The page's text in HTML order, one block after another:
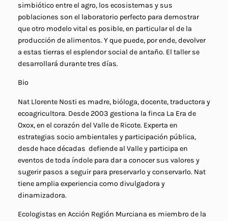
simbiótico entre el agro, los ecosistemas y sus
poblaciones son el laboratorio perfecto para demostrar
que otro modelo vital es posible, en particular el de la
producción de alimentos. Y que puede, por ende, devolver
a estas tierras el esplendor social de antaño. El taller se
desarrollará durante tres días.
Bio
Nat Llorente Nosti es madre, bióloga, docente, traductora y
ecoagricultora. Desde 2003 gestiona la finca La Era de
Oxox, en el corazón del Valle de Ricote. Experta en
estrategias socio ambientales y participación pública,
desde hace décadas defiende al Valle y participa en
eventos de toda índole para dar a conocer sus valores y
sugerir pasos a seguir para preservarlo y conservarlo. Nat
tiene amplia experiencia como divulgadora y
dinamizadora.
Ecologistas en Acción Región Murciana es miembro de la